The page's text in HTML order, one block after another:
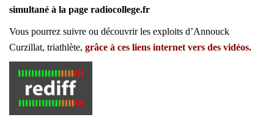
simultané à la page radiocollege.fr
Vous pourrez suivre ou découvrir les exploits d’Annouck
Curzillat, triathlète, grâce à ces liens internet vers des vidéos.